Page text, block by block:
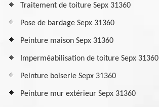
Traitement de toiture Sepx 31360
Pose de bardage Sepx 31360
Peinture maison Sepx 31360
Imperméabilisation de toiture Sepx 31360
Peinture boiserie Sepx 31360
Peinture mur extérieur Sepx 31360